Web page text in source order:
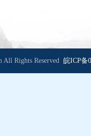
All Rights Reserved 皖ICP备